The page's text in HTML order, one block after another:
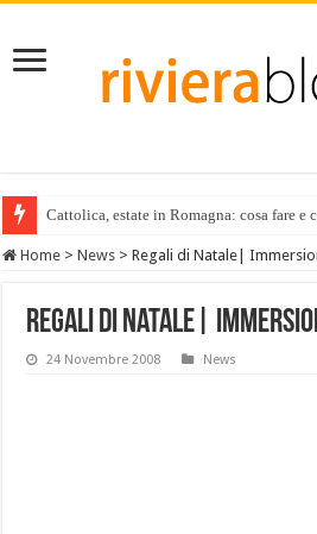
Cattolica, estate in Romagna: cosa fare e
Home > News > Regali di Natale|
Regali di Natale|
24 Novembre 2008 News